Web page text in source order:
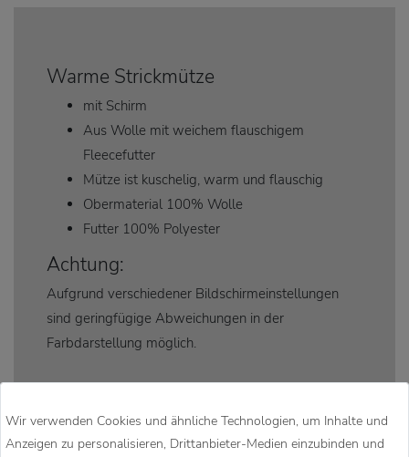
Warme Strickmütze
mit Schirm
Aus Wolle mit weichem flauschigem
Fleecefutter
Mütze ist kuschelig, warm und flauschig
Obermaterial 100% Wolle
Futter 100% Polyester
Achtung:
Aufgrund verschiedener Bildschirmeinstellungen
sind geringfügige Abweichungen in der
Farbdarstellung möglich.
Wir verwenden Cookies und ähnliche Technologien, um Inhalte und
Anzeigen zu personalisieren, Drittanbieter-Medien einzubinden und